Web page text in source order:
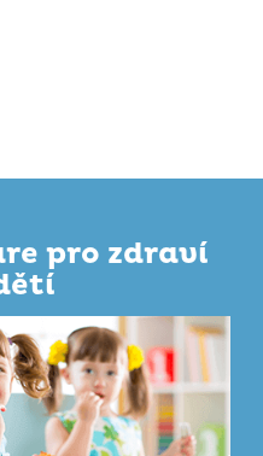
pro zdraví